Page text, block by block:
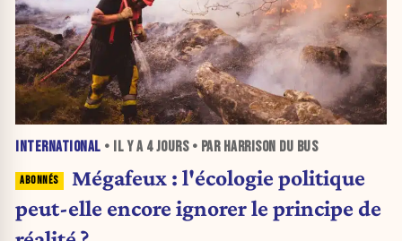
INTERNATIONAL • IL Y A 4 JOURS• PAR HARRISON DU BUS
Mégafeux : l'écologie politique
peut-elle encore ignorer le principe de